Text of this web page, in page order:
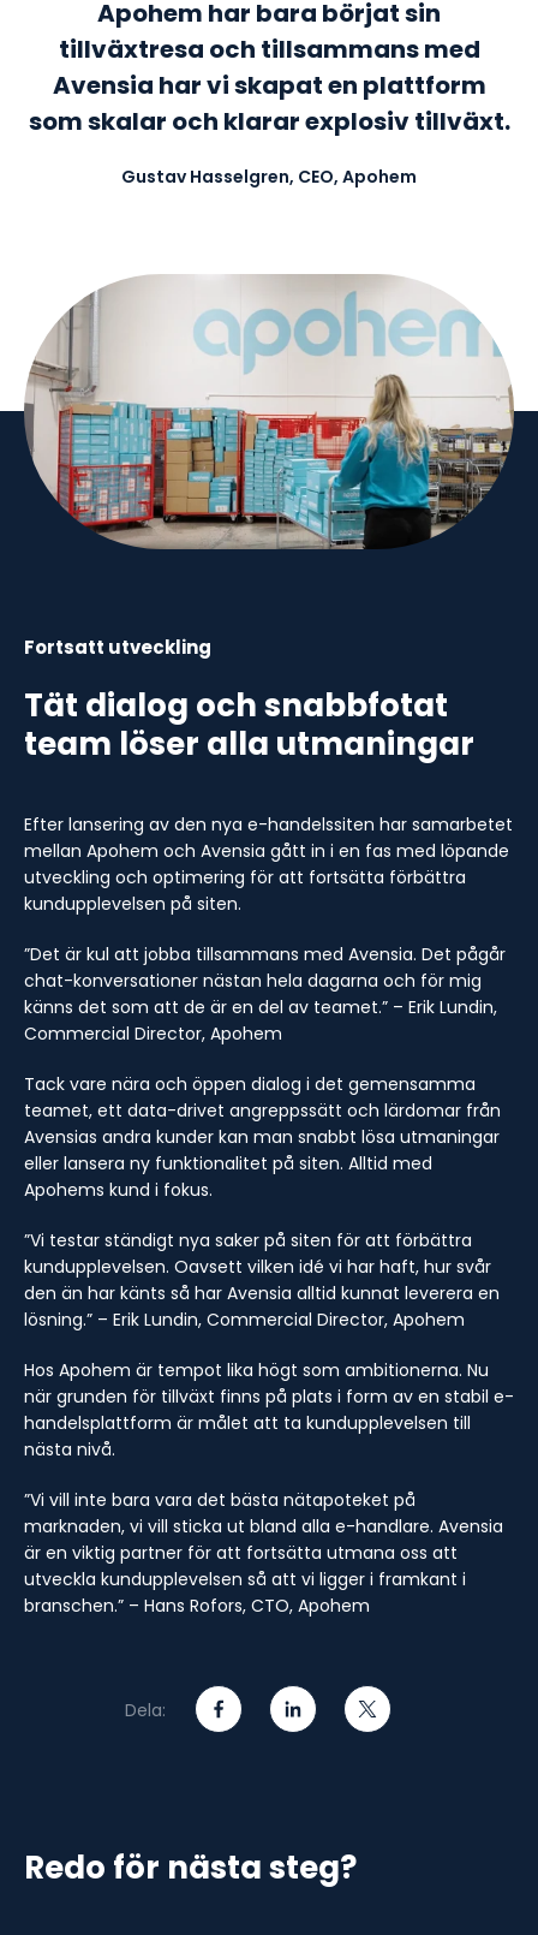
Apohem har bara börjat sin
tillväxtresa och tillsammans med
Avensia har vi skapat en plattform
som skalar och klarar explosiv tillväxt.
Gustav Hasselgren, CEO, Apohem
Fortsatt utveckling
Tät dialog och snabbfotat
team löser alla utmaningar
Efter lansering av den nya e-handelssiten har samarbetet
mellan Apohem och Avensia gått in i en fas med löpande
utveckling och optimering för att fortsätta förbättra
kundupplevelsen på siten.
”Det är kul att jobba tillsammans med Avensia. Det pågår
chat-konversationer nästan hela dagarna och för mig
känns det som att de är en del av teamet.” – Erik Lundin,
Commercial Director, Apohem
Tack vare nära och öppen dialog i det gemensamma
teamet, ett data-drivet angreppssätt och lärdomar från
Avensias andra kunder kan man snabbt lösa utmaningar
eller lansera ny funktionalitet på siten. Alltid med
Apohems kund i fokus.
”Vi testar ständigt nya saker på siten för att förbättra
kundupplevelsen. Oavsett vilken idé vi har haft, hur svår
den än har känts så har Avensia alltid kunnat leverera en
lösning.” – Erik Lundin, Commercial Director, Apohem
Hos Apohem är tempot lika högt som ambitionerna. Nu
när grunden för tillväxt finns på plats i form av en stabil e-
handelsplattform är målet att ta kundupplevelsen till
nästa nivå.
”Vi vill inte bara vara det bästa nätapoteket på
marknaden, vi vill sticka ut bland alla e-handlare. Avensia
är en viktig partner för att fortsätta utmana oss att
utveckla kundupplevelsen så att vi ligger i framkant i
branschen.” – Hans Rofors, CTO, Apohem
Dela:
Redo för nästa steg?